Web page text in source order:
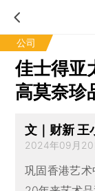
公司
佳士得亚
高莫奈珍
文｜财新 王
2024年09月20
巩固香港艺